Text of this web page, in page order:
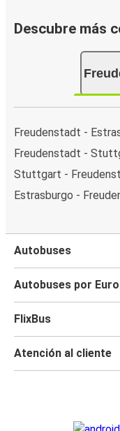
Descubre más
Freudenstadt -
Freudenstadt -
Stuttgart -
Estrasburgo -
Autobuses
Autobuses por
FlixBus
Atención al cliente